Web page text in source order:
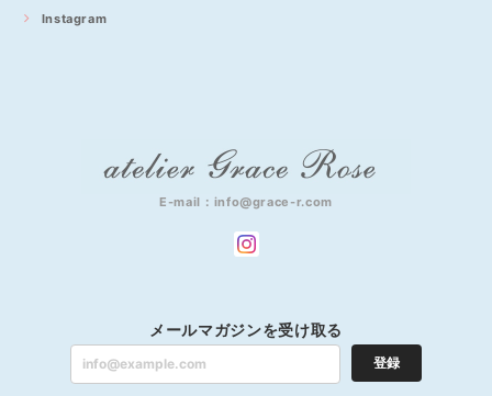
Instagram
E-mail： info@grace-r.com
メールマガジンを受け取る
登録